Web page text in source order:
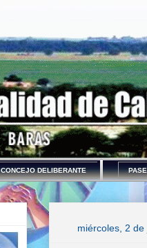
CONCEJO DELIBERANTE
miércoles, 2